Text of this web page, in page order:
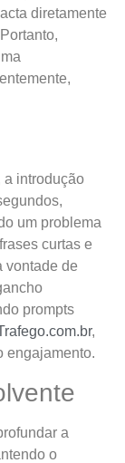
diretamente
a introdução
um problema
curtas e
vontade de
prompts
,
engajamento.
a
o